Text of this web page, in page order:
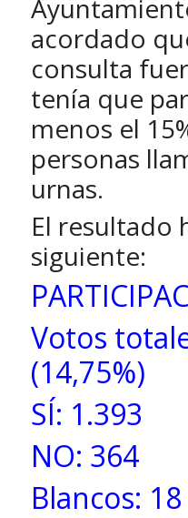
acordado
consulta
tenía que
menos el
personas
urnas.
El resultado
siguiente:
Votos
(14,75%)
SÍ: 1.393
NO: 364
Blancos: 18